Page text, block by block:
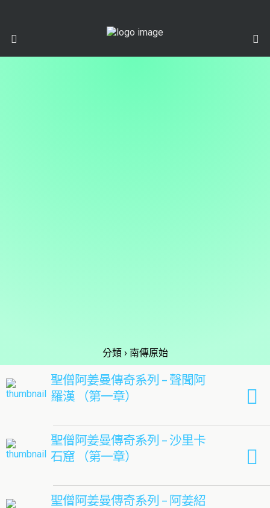
分類 › 南傳原始
聖僧阿姜曼傳奇系列 – 聲聞阿
羅漢 （第一章）
聖僧阿姜曼傳奇系列 – 沙里卡
石窟 （第一章）
聖僧阿姜曼傳奇系列 – 阿姜紹